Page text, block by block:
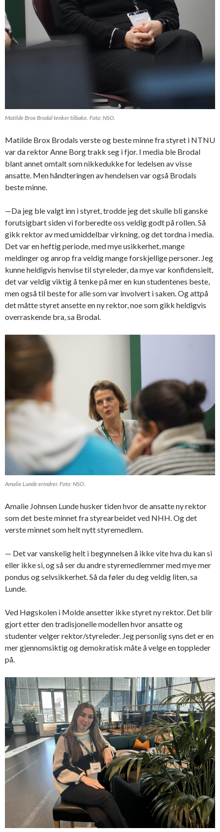
Matilde Brox Brodal tenker tilbake. Foto: NSO.
Matilde Brox Brodals verste og beste minne fra styret i NTNU
var da rektor Anne Borg trakk seg i fjor. I media ble Brodal
blant annet omtalt som nikkedukke for ledelsen av visse
ansatte. Men håndteringen av hendelsen var også Brodals
beste minne.
—Da jeg ble valgt inn i styret, trodde jeg det skulle bli ganske
forutsigbart siden vi forberedte oss veldig godt på rollen. Så
gikk rektor av med umiddelbar virkning, og det tordna i media.
Det var en heftig periode, med mye usikkerhet, mange
meldinger og anrop fra veldig mange forskjellige personer. Jeg
kunne heldigvis henvise til styreleder, da mye var konfidensielt,
det var veldig viktig å tenke på mer en kun studentenes beste,
men også til beste for alle som var involvert i saken. Og attpå
det måtte styret ansette en ny rektor, noe som gikk heldigvis
overraskende bra, sa Brodal.
Amalie Lunde erindrer. Foto: NSO.
Amalie Johnsen Lunde husker tiden hvor de ansatte ny rektor
som det beste minnet fra styrearbeidet ved NHH. Og det
verste minnet som helt nytt styremedlem.
— Det var vanskelig helt i begynnelsen å ikke vite hva du kan si
eller ikke si, og så ser du andre styremedlemmer med mye mer
pondus og selvsikkerhet. Så da føler du deg veldig liten, sa
Lunde.
Ved Høgskolen i Molde ansetter ikke styret ny rektor. Det blir
gjort etter den tradisjonelle modellen hvor ansatte og
studenter velger rektor/styreleder. Jeg personlig syns det er en
mer gjennomsiktig og demokratisk måte å velge en toppleder
på.